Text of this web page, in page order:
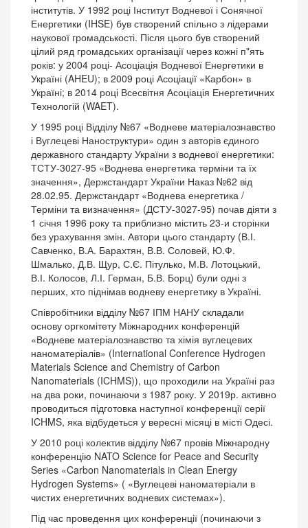
інститутів. У 1992 році Інститут Водневої і Сонячної
Енергетики (IHSE) був створений спільно з лідерами
наукової громадськості. Після цього був створений
цілий ряд громадських організації через кожні п"ять
років: у 2004 році- Асоціація Водневої Енергетики в
Україні (AHEU); в 2009 році Асоціації «Карбон» в
Україні; в 2014 році Всесвітня Асоціація Енергетичних
Технологій (WAET).
У 1995 році Відділу №67 «Водневе матеріалознавство
і Вуглецеві Наноструктури» один з авторів єдиного
державного стандарту України з водневої енергетики:
ТСТУ-3027-95 «Воднева енергетика терміни та їх
значення», Держстандарт України Наказ №62 від
28.02.95. Держстандарт «Воднева енергетика /
Терміни та визначення» (ДСТУ-3027-95) почав діяти з
1 січня 1996 року та приблизно містить 23-и сторінки
без урахування змін. Автори цього стандарту (В.І.
Савченко, В.А. Барахтян, В.В. Соловей, Ю.Ф.
Шмалько, Д.В. Щур, С.Є. Пітулько, М.В. Лотоцький,
В.І. Колосов, Л.І. Герман, Б.В. Борц) були одні з
перших, хто піднімав водневу енергетику в Україні.
Співробітники відділу №67 ІПМ НАНУ складали
основу оргкомітету Міжнародних конференцій
«Водневе матеріалознавство та хімія вуглецевих
наноматеріалів» (International Conference Hydrogen
Materials Science and Chemistry of Carbon
Nanomaterials (ICHMS)), що проходили на Україні раз
на два роки, починаючи з 1987 року. У 2019р. активно
проводиться підготовка наступної конференції серії
ICHMS, яка відбудеться у вересні місяці в місті Одесі.
У 2010 році колектив відділу №67 провів Міжнародну
конференцію NATO Science for Peace and Security
Series «Carbon Nanomaterials in Clean Energy
Hydrogen Systems» ( «Вуглецеві наноматеріали в
чистих енергетичних водневих системах»).
Під час проведення цих конференції (починаючи з